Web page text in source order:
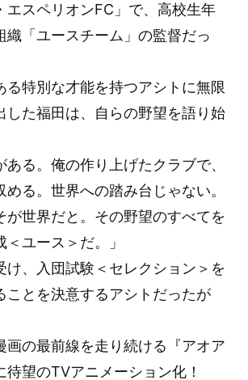
エスペリオンFC」で、高校生年
織「ユースチーム」の監督だっ
る特別な才能を持つアシトに無限
した福田は、自らの野望を語り始
ある。俺の作り上げたクラブで、
る。世界への踏み台じゃない。
が世界だと。その野望のすべてを
ユース＞だ。」
け、入団試験＜セレクション＞を
ことを決意するアシトだったが
画の最前線を走り続ける『アオア
待望のTVアニメーション化！